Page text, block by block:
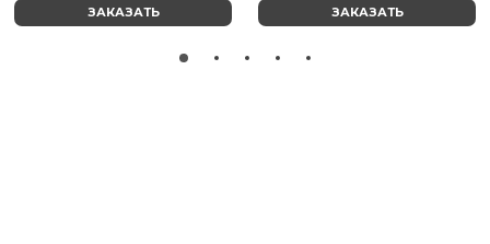
ЗАКАЗАТЬ ЗАКАЗАТЬ